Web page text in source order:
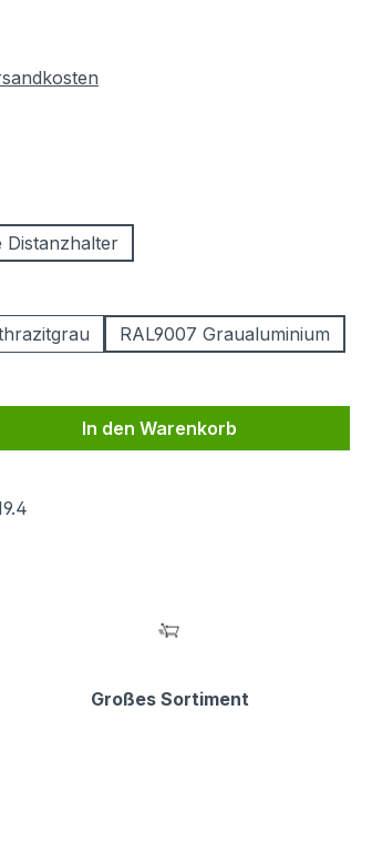
Distanzhalter
RAL9007 Graualuminium
den gewünschten Wert
In den Warenkorb
Großes Sortiment